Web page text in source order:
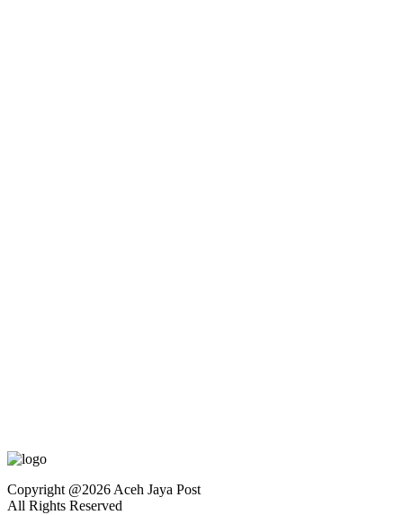
Copyright @2026 Aceh Jaya Post
All Rights Reserved